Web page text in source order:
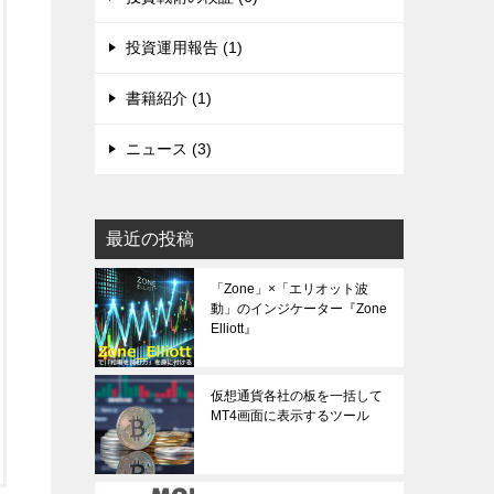
投資運用報告 (1)
書籍紹介 (1)
ニュース (3)
最近の投稿
「Zone」×「エリオット波
動」のインジケーター『Zone
Elliott』
仮想通貨各社の板を一括して
MT4画面に表示するツール